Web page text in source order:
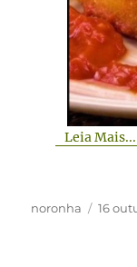
Leia Mais...
Autor
noronha 16